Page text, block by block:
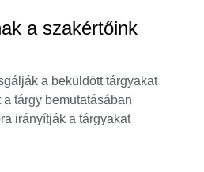
is játszott. Lelkes olvasója és
hetvenes évek rock és
kapcsolatos tudását és
csapatába. Nagyon
találkozhat és
a szakértőink
a beküldött tárgyakat
tárgy bemutatásában
irányítják a tárgyakat